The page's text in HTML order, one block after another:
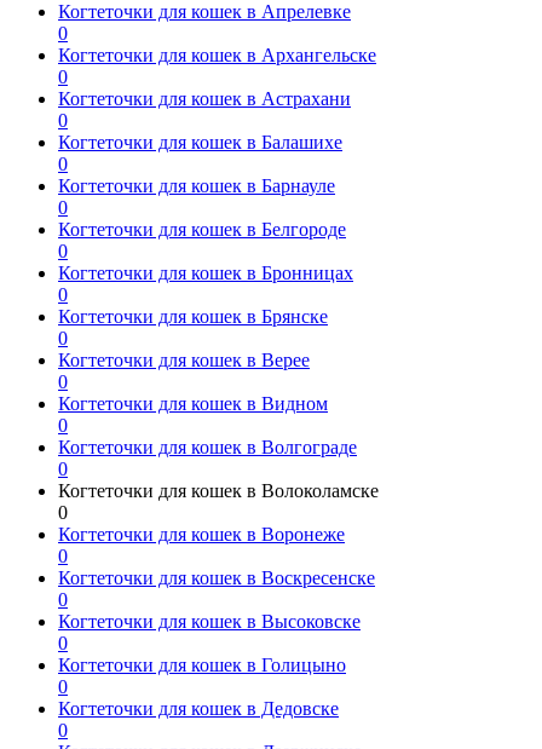
Когтеточки для кошек в Апрелевке
0
Когтеточки для кошек в Архангельске
0
Когтеточки для кошек в Астрахани
0
Когтеточки для кошек в Балашихе
0
Когтеточки для кошек в Барнауле
0
Когтеточки для кошек в Белгороде
0
Когтеточки для кошек в Бронницах
0
Когтеточки для кошек в Брянске
0
Когтеточки для кошек в Верее
0
Когтеточки для кошек в Видном
0
Когтеточки для кошек в Волгограде
0
Когтеточки для кошек в Волоколамске
0
Когтеточки для кошек в Воронеже
0
Когтеточки для кошек в Воскресенске
0
Когтеточки для кошек в Высоковске
0
Когтеточки для кошек в Голицыно
0
Когтеточки для кошек в Дедовске
0